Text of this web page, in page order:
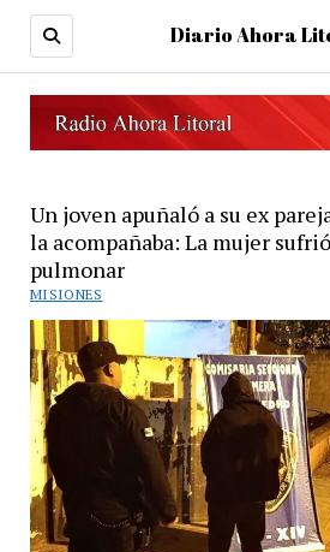
Diario Ahora
Un joven apuñaló a su ex
la acompañaba: La mujer
pulmonar
MISIONES